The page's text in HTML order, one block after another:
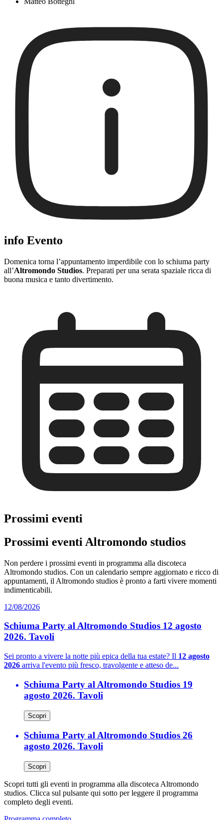
info Evento
Domenica torna l’appuntamento imperdibile con lo schiuma party
all’Altromondo Studios. Preparati per una serata spaziale ricca di
buona musica e tanto divertimento.
Prossimi eventi
Prossimi eventi Altromondo studios
Non perdere i prossimi eventi in programma alla discoteca
Altromondo studios. Con un calendario sempre aggiornato e ricco di
appuntamenti, il Altromondo studios è pronto a farti vivere momenti
indimenticabili.
12/08/2026
Schiuma Party al Altromondo Studios 12 agosto
2026. Tavoli
Sei pronto a vivere la notte più epica della tua estate? Il 12 agosto
2026 arriva l'evento più fresco, travolgente e atteso de...
Schiuma Party al Altromondo Studios 19
agosto 2026. Tavoli
Scopri
Schiuma Party al Altromondo Studios 26
agosto 2026. Tavoli
Scopri
Scopri tutti gli eventi in programma alla discoteca Altromondo
studios. Clicca sul pulsante qui sotto per leggere il programma
completo degli eventi.